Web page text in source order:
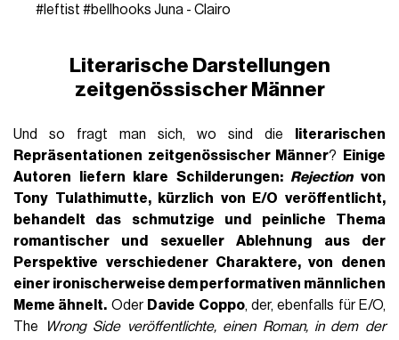
#leftist #bellhooks Juna - Clairo
Literarische Darstellungen
zeitgenössischer Männer
Und so fragt man sich, wo sind die
literarischen
Repräsentationen zeitgenössischer Männer?
Einige
Autoren liefern klare Schilderungen:Rejectionvon
Tony Tulathimutte, kürzlich von E/O veröffentlicht,
behandelt das schmutzige und peinliche Thema
romantischer und sexueller Ablehnung aus der
Perspektive verschiedener Charaktere, von denen
einer ironischerweise dem performativen männlichen
Meme ähnelt. Oder Davide Coppo, der, ebenfalls für E/O,
The
Wrong Side veröffentlichte, einen Roman, in dem der